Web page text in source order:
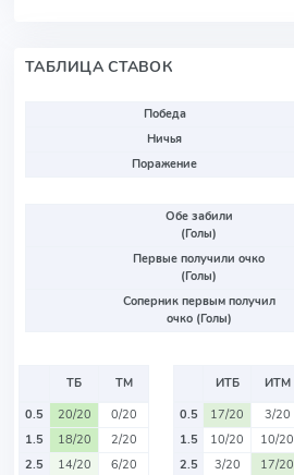
ТАБЛИЦА СТАВОК
Победа
Ничья
Поражение
Обе забили
(Голы)
Первые получили очко
(Голы)
Соперник первым получил
очко (Голы)
ТБ
ТМ
0.5
20/20
0/20
1.5
18/20
2/20
2.5
14/20
6/20
ИТБ
ИТМ
0.5
17/20
3/20
1.5
10/20
10/20
2.5
3/20
17/20